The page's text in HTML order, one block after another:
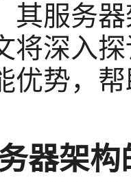
其服务
将深入
优势，
器架构